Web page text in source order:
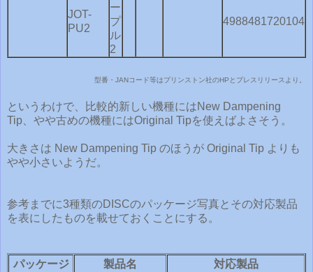
JOT-
PU2
ー
プ
ル
2
4988481720104
型番・JANコード等はプリンストン社のHPとプレスリリースより。
というわけで、比較的新しい機種にはNew Dampening
Tip、やや古めの機種にはOriginal Tipを使えばよさそう。
大きさは New Dampening Tip のほうが Original Tip よりも
やや小さいようだ。
参考までに3種類のDISCのパッケージ写真とその対応製品
を表にしたものを載せておくことにする。
パッケージ 製品名 対応製品